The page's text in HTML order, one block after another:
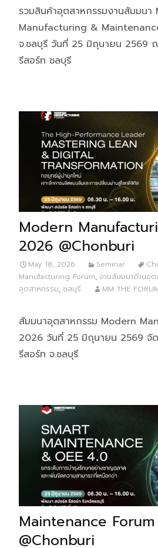
รวมสินค้าอุตสาหกรรมงานสัมมนา
Manufacturing &
จ.ชลบุรี วันที่ 25 มิถุนายน
รีสอร์ท ชลบุรี
Modern
2026 @Chonburi
May 18, 2026 Seminar
Manufacturing Forum, งานสัมมนาด้านอุต
อุตสาหกรรม, ชลบุรี MM THE
สัมมนาอุตสาหกรรม Modern
2026 วันที่ 25 มิถุนายน 2569
รีสอร์ท จ.ชลบุรี
Maintenance
@Chonburi